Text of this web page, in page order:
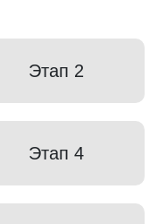
Этап 2
Этап 4